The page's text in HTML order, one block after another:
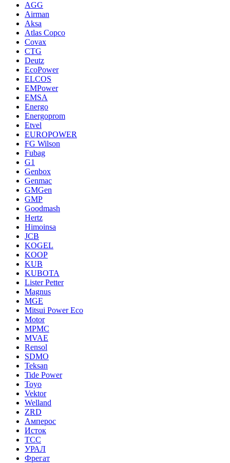
AGG
Airman
Aksa
Atlas Copco
Covax
CTG
Deutz
EcoPower
ELCOS
EMPower
EMSA
Energo
Energoprom
Etvel
EUROPOWER
FG Wilson
Fubag
G1
Genbox
Genmac
GMGen
GMP
Goodmash
Hertz
Himoinsa
JCB
KOGEL
KOOP
KUB
KUBOTA
Lister Petter
Magnus
MGE
Mitsui Power Eco
Motor
MPMC
MVAE
Rensol
SDMO
Teksan
Tide Power
Toyo
Vektor
Welland
ZRD
Амперос
Исток
ТСС
УРАЛ
Фрегат